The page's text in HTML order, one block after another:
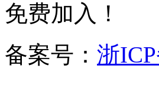
免费加入！
备案号： 浙